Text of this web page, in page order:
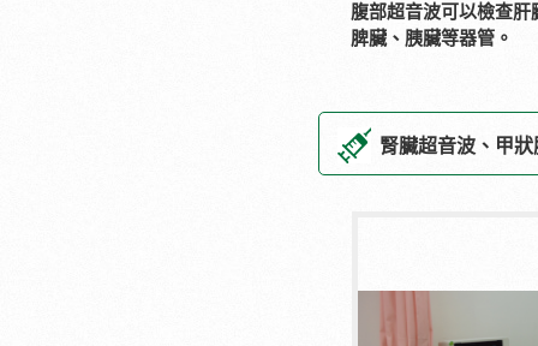
腹部超音波可以檢查
脾臟、胰臟等器管。
腎臟超音波、甲